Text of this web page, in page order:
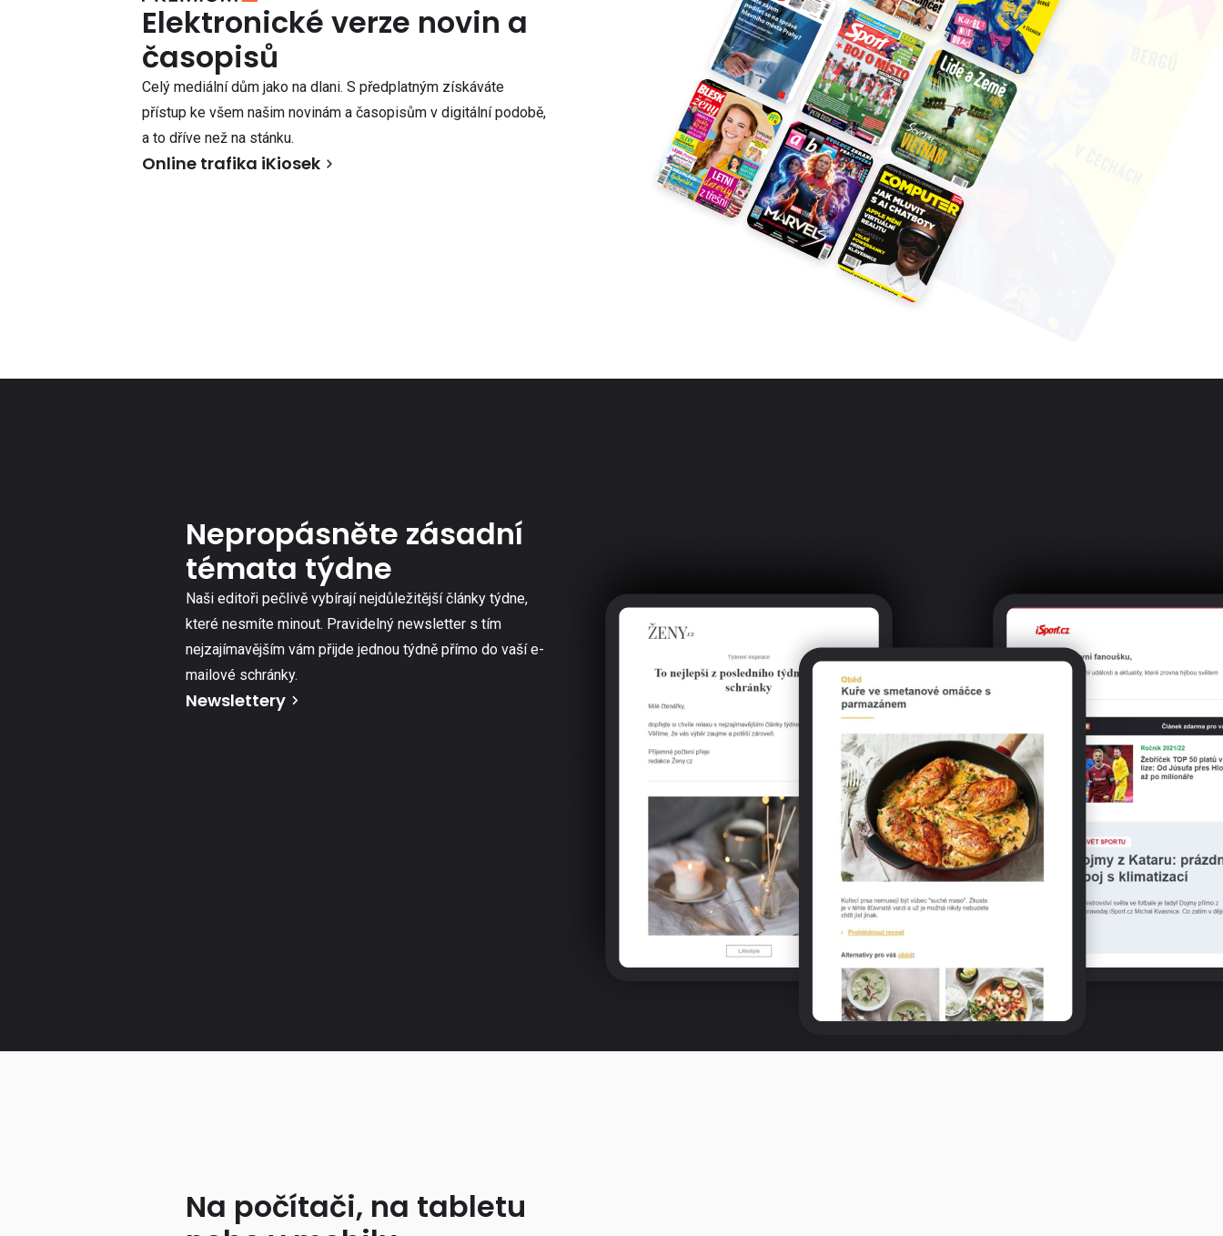
Elektronické verze novin a
časopisů
Celý mediální dům jako na dlani. S předplatným získáváte
přístup ke všem našim novinám a časopisům v digitální podobě,
a to dříve než na stánku.
Online trafika iKiosek
Nepropásněte zásadní
témata týdne
Naši editoři pečlivě vybírají nejdůležitější články týdne,
které nesmíte minout. Pravidelný newsletter s tím
nejzajímavějším vám přijde jednou týdně přímo do vaší e-
mailové schránky.
Newslettery
Na počítači, na tabletu